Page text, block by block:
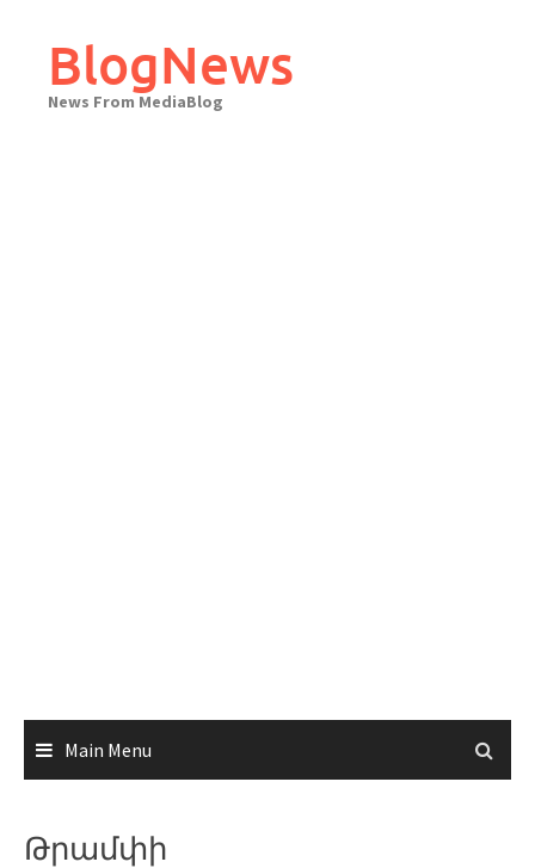
contentBlogNews
News From MediaBlog
Main Menu
Թրամփի